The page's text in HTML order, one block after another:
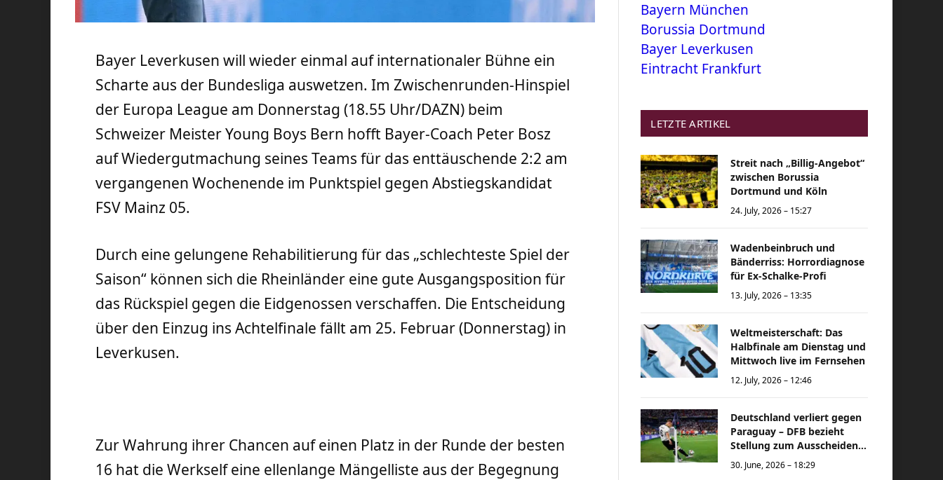
Bayer Leverkusen will wieder einmal auf internationaler Bühne ein
Scharte aus der Bundesliga auswetzen. Im Zwischenrunden-Hinspiel
der Europa League am Donnerstag (18.55 Uhr/DAZN) beim
Schweizer Meister Young Boys Bern hofft Bayer-Coach Peter Bosz
auf Wiedergutmachung seines Teams für das enttäuschende 2:2 am
vergangenen Wochenende im Punktspiel gegen Abstiegskandidat
FSV Mainz 05.
Durch eine gelungene Rehabilitierung für das „schlechteste Spiel der
Saison“ können sich die Rheinländer eine gute Ausgangsposition für
das Rückspiel gegen die Eidgenossen verschaffen. Die Entscheidung
über den Einzug ins Achtelfinale fällt am 25. Februar (Donnerstag) in
Leverkusen.
Zur Wahrung ihrer Chancen auf einen Platz in der Runde der besten
16 hat die Werkself eine ellenlange Mängelliste aus der Begegnung
Bayern München
Borussia Dortmund
Bayer Leverkusen
Eintracht Frankfurt
LETZTE ARTIKEL
Streit nach „Billig-Angebot“
zwischen Borussia
Dortmund und Köln
24. July, 2026 – 15:27
Wadenbeinbruch und
Bänderriss: Horrordiagnose
für Ex-Schalke-Profi
13. July, 2026 – 13:35
Weltmeisterschaft: Das
Halbfinale am Dienstag und
Mittwoch live im Fernsehen
12. July, 2026 – 12:46
Deutschland verliert gegen
Paraguay – DFB bezieht
Stellung zum Ausscheiden
bei der Weltmeisterschaft
30. June, 2026 – 18:29